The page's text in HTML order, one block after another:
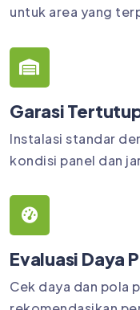
untuk area yang
Garasi
Instalasi standar
kondisi panel dan
Evaluasi Daya
Cek daya dan pola